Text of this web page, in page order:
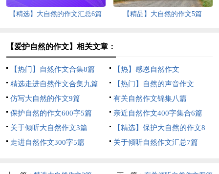
【精选】大自然的作文汇总6篇 【精品】大自然的作文5篇
【爱护自然的作文】相关文章：
【热门】自然作文合集8篇
【热】感恩自然作文
精选走进自然作文合集九篇
【热门】自然的声音作文
仿写大自然的作文9篇
有关自然作文锦集八篇
保护自然的作文600字5篇
亲近自然作文400字集合6篇
关于倾听大自然作文3篇
【精选】保护大自然的作文8
篇
走进自然作文300字5篇 关于倾听自然作文汇总7篇